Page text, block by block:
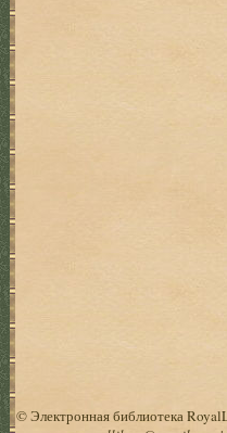
© Электронная библиотека